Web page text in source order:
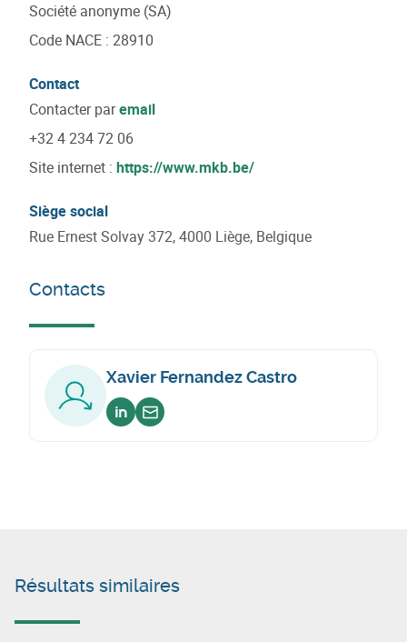
Société anonyme (SA)
Code NACE : 28910
Contact
Contacter paremail
+32 4 234 72 06
Site internet : https://www.mkb.be/
Siège social
Rue Ernest Solvay 372, 4000 Liège, Belgique
Contacts
Xavier Fernandez Castro
Voir sur linkedin
Envoyer un email
Résultats similaires